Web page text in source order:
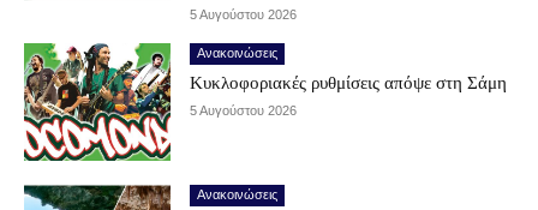
5 Αυγούστου 2026
Ανακοινώσεις
Κυκλοφοριακές ρυθμίσεις απόψε στη Σάμη
5 Αυγούστου 2026
Ανακοινώσεις